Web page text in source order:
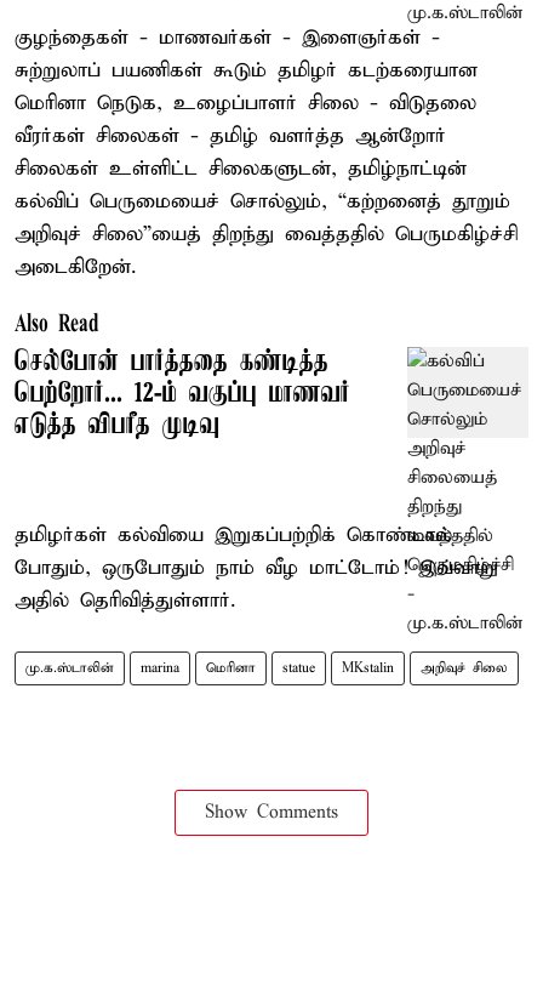
குழந்தைகள் - மாணவர்கள் - இளைஞர்கள் -
சுற்றுலாப் பயணிகள் கூடும் தமிழர் கடற்கரையான
மெரினா நெடுக, உழைப்பாளர் சிலை - விடுதலை
வீரர்கள் சிலைகள் - தமிழ் வளர்த்த ஆன்றோர்
சிலைகள் உள்ளிட்ட சிலைகளுடன், தமிழ்நாட்டின்
கல்விப் பெருமையைச் சொல்லும், “கற்றனைத் தூறும்
அறிவுச் சிலை”யைத் திறந்து வைத்ததில் பெருமகிழ்ச்சி
அடைகிறேன்.
Also Read
செல்போன் பார்த்ததை கண்டித்த
பெற்றோர்... 12-ம் வகுப்பு மாணவர்
எடுத்த விபரீத முடிவு
தமிழர்கள் கல்வியை இறுகப்பற்றிக் கொண்டால்
போதும், ஒருபோதும் நாம் வீழ மாட்டோம்! இவ்வாறு
அதில் தெரிவித்துள்ளார்.
மு.க.ஸ்டாலின் marina மெரினா statue MKstalin அறிவுச் சிலை
Show Comments